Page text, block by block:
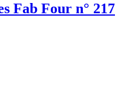
Fab Four n° 217